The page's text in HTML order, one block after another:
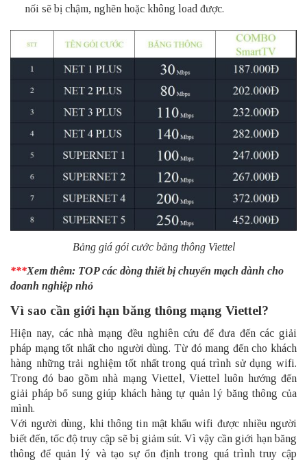
nối sẽ bị chậm, nghẽn hoặc không load được.
Bảng giá gói cước băng thông Viettel
***Xem thêm: TOP các dòng thiết bị chuyển mạch dành cho
doanh nghiệp nhỏ
Vì sao cần giới hạn băng thông mạng Viettel?
Hiện nay, các nhà mạng đều nghiên cứu để đưa đến các giải
pháp mạng tốt nhất cho người dùng. Từ đó mang đến cho khách
hàng những trải nghiệm tốt nhất trong quá trình sử dụng wifi.
Trong đó bao gồm nhà mạng Viettel, Viettel luôn hướng đến
giải pháp bổ sung giúp khách hàng tự quản lý băng thông của
mình.
Với người dùng, khi thông tin mật khẩu wifi được nhiều người
biết đến, tốc độ truy cập sẽ bị giảm sút. Vì vậy cần giới hạn băng
thông để quản lý và tạo sự ổn định trong quá trình truy cập